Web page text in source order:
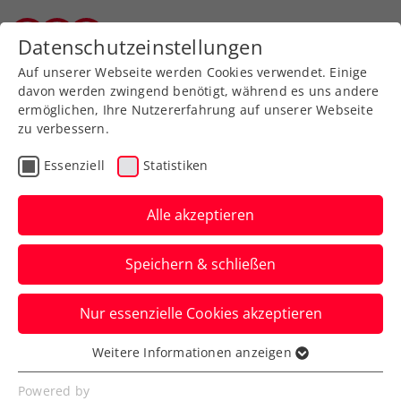
Zurück zur Newsübersicht
Liga
Bundesmeisterschaften
im Tennisschulcup 2026:
Vorarlberg freut sich auf
ein Tennisfest im
Montafon
Von 14. bis 18. Juni 2026 wird das
Datenschutzeinstellungen
Auf unserer Webseite werden Cookies verwendet. Einige
davon werden zwingend benötigt, während es uns andere
ermöglichen, Ihre Nutzererfahrung auf unserer Webseite
zu verbessern.
Essenziell Statistiken
Alle akzeptieren
Speichern & schließen
Nur essenzielle Cookies akzeptieren
Essenziell
Essenzielle Cookies werden für grundlegende
Weitere Informationen anzeigen
Powered by